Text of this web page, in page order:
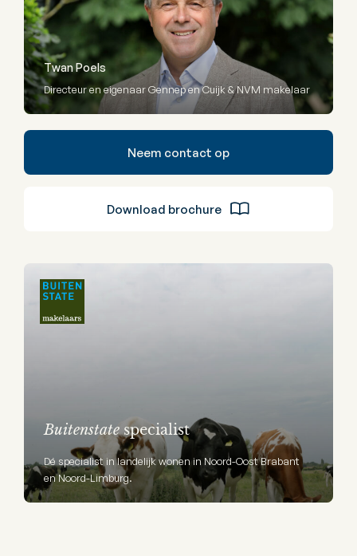
Twan Poels
Directeur en eigenaar Gennep en Cuijk & NVM makelaar
Neem contact op
Download brochure
Buitenstatespecialist
Dé specialist in landelijk wonen in Noord-Oost Brabant
en Noord-Limburg.